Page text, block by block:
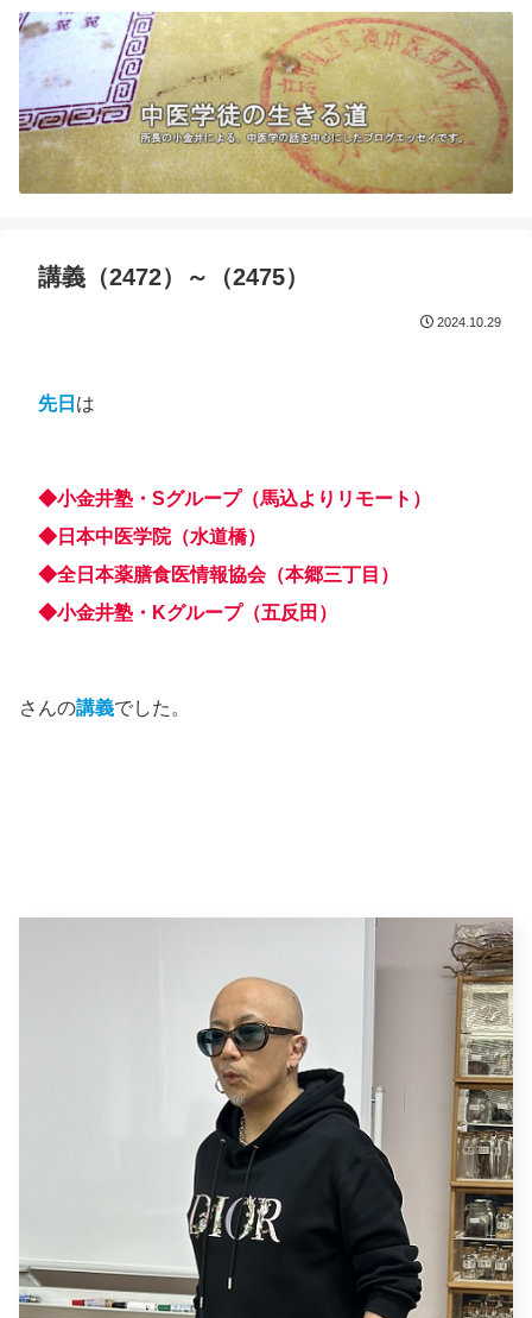
講義（2472）～（2475）
2024.10.29
先日 は
◆小金井塾・Sグループ（馬込よりリモート）
◆日本中医学院（水道橋）
◆全日本薬膳食医情報協会（本郷三丁目）
◆小金井塾・Kグループ（五反田）
さんの講義でした。